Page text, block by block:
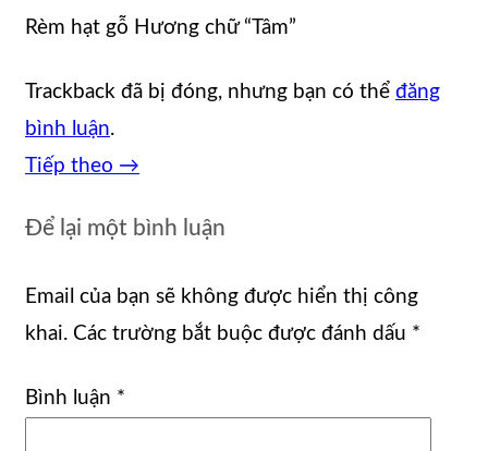
Rèm hạt gỗ Hương chữ “Tâm”
Trackback đã bị đóng, nhưng bạn có thể đăng
bình luận.
Tiếp theo →
Để lại một bình luận
Email của bạn sẽ không được hiển thị công
khai. Các trường bắt buộc được đánh dấu *
Bình luận *